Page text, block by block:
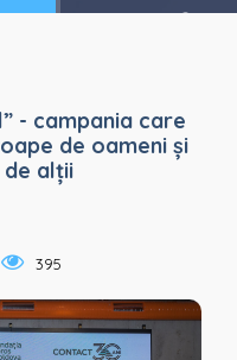
- campania care
de oameni și
de alții
395